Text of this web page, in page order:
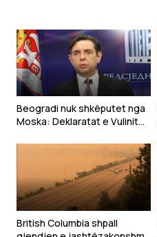
Beogradi nuk shkëputet nga
Moska: Deklaratat e Vulinit
vazhdimin e politikës pro-
British Columbia shpall